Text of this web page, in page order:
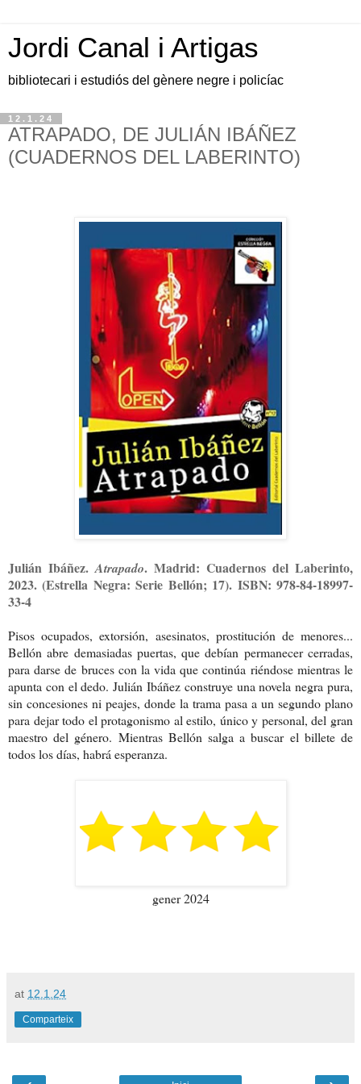
Jordi Canal i Artigas
bibliotecari i estudiós del gènere negre i policíac
12.1.24
ATRAPADO, DE JULIÁN IBÁÑEZ
(CUADERNOS DEL LABERINTO)
Julián Ibáñez. Atrapado. Madrid: Cuadernos del Laberinto,
2023. (Estrella Negra: Serie Bellón; 17). ISBN: 978-84-18997-
33-4
Pisos ocupados, extorsión, asesinatos, prostitución de menores...
Bellón abre demasiadas puertas, que debían permanecer cerradas,
para darse de bruces con la vida que continúa riéndose mientras le
apunta con el dedo. Julián Ibáñez construye una novela negra pura,
sin concesiones ni peajes, donde la trama pasa a un segundo plano
para dejar todo el protagonismo al estilo, único y personal, del gran
maestro del género. Mientras Bellón salga a buscar el billete de
todos los días, habrá esperanza.
gener 2024
at 12.1.24
Comparteix